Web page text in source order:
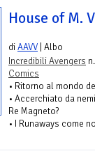
House of M.
diAAVV | Albo
Incredibili Avengers
Comics
• Ritorno al mondo
• Accerchiato da
Re Magneto?
• I Runaways come